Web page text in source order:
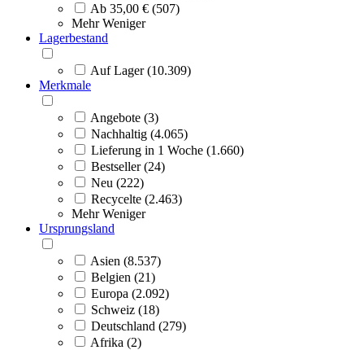
Ab 35,00 € (507)
Mehr Weniger
Lagerbestand
Auf Lager (10.309)
Merkmale
Angebote (3)
Nachhaltig (4.065)
Lieferung in 1 Woche (1.660)
Bestseller (24)
Neu (222)
Recycelte (2.463)
Mehr Weniger
Ursprungsland
Asien (8.537)
Belgien (21)
Europa (2.092)
Schweiz (18)
Deutschland (279)
Afrika (2)